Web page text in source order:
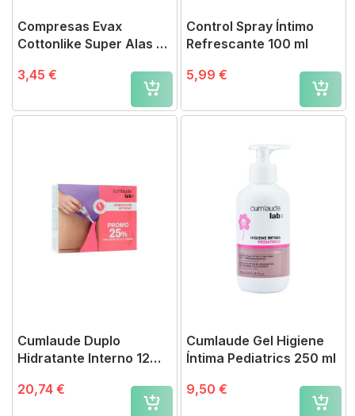
Compresas Evax
Cottonlike Super Alas 14
3,45 €
Control Spray Íntimo
Refrescante 100 ml
5,99 €
Cumlaude Duplo
Hidratante Interno 12
20,74 €
Cumlaude Gel Higiene
Íntima Pediatrics 250 ml
9,50 €